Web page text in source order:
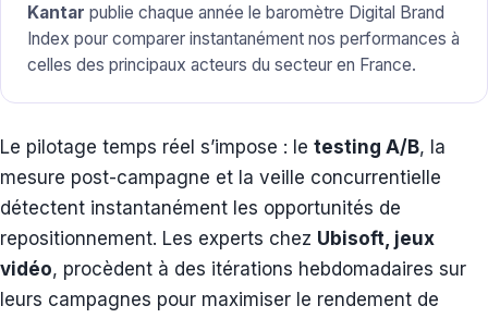
Kantar publie chaque année le baromètre Digital Brand
Index pour comparer instantanément nos performances à
celles des principaux acteurs du secteur en France.
Le pilotage temps réel s’impose : le testing A/B, la
mesure post-campagne et la veille concurrentielle
détectent instantanément les opportunités de
repositionnement. Les experts chez Ubisoft, jeux
vidéo, procèdent à des itérations hebdomadaires sur
leurs campagnes pour maximiser le rendement de